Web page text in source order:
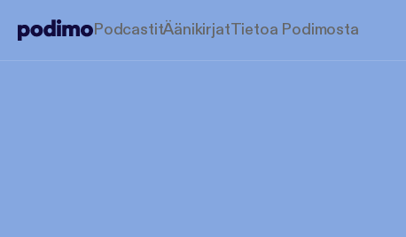
PodcastitÄänikirjatTietoa Podimosta